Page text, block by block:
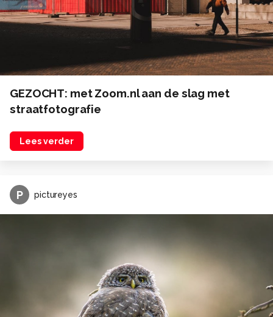
GEZOCHT: met Zoom.nl aan de slag met
straatfotografie
Lees verder
P pictureyes